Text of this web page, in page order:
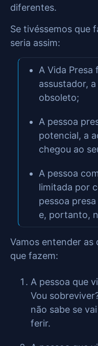
diferentes.
Se tivéssemos que
seria assim:
A Vida
assustador,
obsoleto;
A pessoa
potencial, a
chegou ao
A pessoa
limitada por
pessoa
e, portanto,
Vamos entender as
que fazem:
A pessoa que
Vou
não sabe se
ferir.